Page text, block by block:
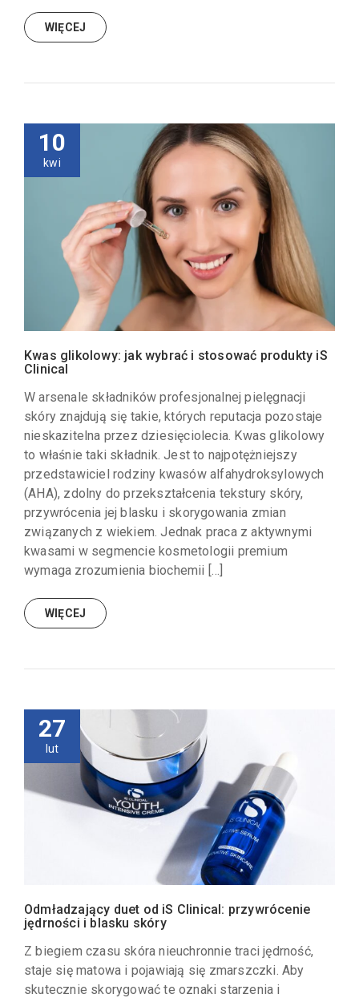
WIĘCEJ
10
kwi
Kwas glikolowy: jak wybrać i stosować produkty iS
Clinical
W arsenale składników profesjonalnej pielęgnacji
skóry znajdują się takie, których reputacja pozostaje
nieskazitelna przez dziesięciolecia. Kwas glikolowy
to właśnie taki składnik. Jest to najpotężniejszy
przedstawiciel rodziny kwasów alfahydroksylowych
(AHA), zdolny do przekształcenia tekstury skóry,
przywrócenia jej blasku i skorygowania zmian
związanych z wiekiem. Jednak praca z aktywnymi
kwasami w segmencie kosmetologii premium
wymaga zrozumienia biochemii […]
WIĘCEJ
27
lut
Odmładzający duet od iS Clinical: przywrócenie
jędrności i blasku skóry
Z biegiem czasu skóra nieuchronnie traci jędrność,
staje się matowa i pojawiają się zmarszczki. Aby
skutecznie skorygować te oznaki starzenia i